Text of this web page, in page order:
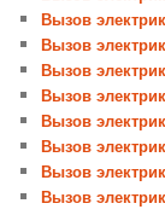
Вызов
Вызов
Вызов
Вызов
Вызов
Вызов
Вызов
Вызов